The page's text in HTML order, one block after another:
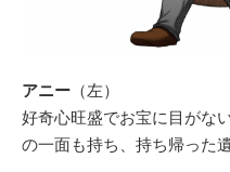
アニー （左）
好奇心旺盛でお宝に目がな
の一面も持ち、持ち帰った